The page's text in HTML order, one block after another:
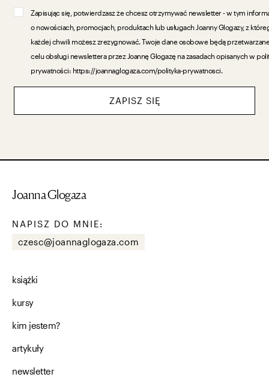
Zapisując się, potwierdzasz że chcesz otrzymywać newsletter - w tym
o nowościach, promocjach, produktach lub usługach Joanny Glogazy, z
każdej chwili możesz zrezygnować. Twoje dane osobowe będą
celu obsługi newslettera przez Joannę Glogazę na zasadach opisanych w
prywatności: https://joannaglogaza.com/polityka-prywatnosci.
ZAPISZ SIĘ
Joanna Glogaza
NAPISZ DO MNIE:
czesc@joannaglogaza.com
książki
kursy
kim jestem?
artykuły
newsletter